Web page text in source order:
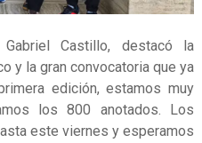
Castillo, destacó la
y la gran convocatoria que ya
edición, estamos muy
los 800 anotados. Los
este viernes y esperamos